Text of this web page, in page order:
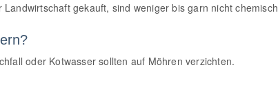
gekauft, sind weniger bis garn nicht
oder Kotwasser sollten auf Möhren verzichten.